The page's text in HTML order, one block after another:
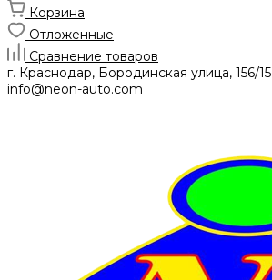
Корзина
Отложенные
Сравнение товаров
г. Краснодар, Бородинская улица, 156/15
info@neon-auto.com